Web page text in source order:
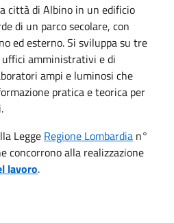
città di Albino in un edificio
di un parco secolare, con
ed esterno. Si sviluppa su tre
uffici amministrativi e di
ampi e luminosi che
pratica e teorica per
Legge Regione Lombardia n°
concorrono alla realizzazione
lavoro.